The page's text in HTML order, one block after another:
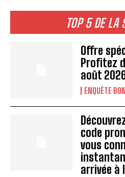
TOP 5 DE LA
Offre
Profitez
août
ENQUÊTE
code
vous
arrivée à